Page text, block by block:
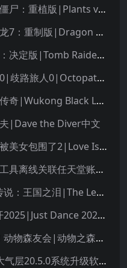
植物大战僵尸：重植版|Plants vs. Zombies: Replanted中文
勇者斗恶龙7：重制版|Dragon Quest VII Reimagined中文
古墓丽影：决定版|Tomb Raider: Definitive Edition中文
八方旅人0|歧路旅人0|Octopath Traveler 0中文
悟空黑色传奇|Wukong Black Legend
|Dave the Diver中文
完蛋！我被美女包围了2|Love Is All Around 2中文
Linkalho工具离线关联任天堂账户教程
塞尔达传说：王国之泪|The Legend of Zelda: Tears of the Kingdom中文
舞力全开2025|Just Dance 2025中文
集合啦！动物森友会|动物之森|Animal Crossing: New Horizons中文
Switch大气层20.5.0系统升级软硬破通用教程